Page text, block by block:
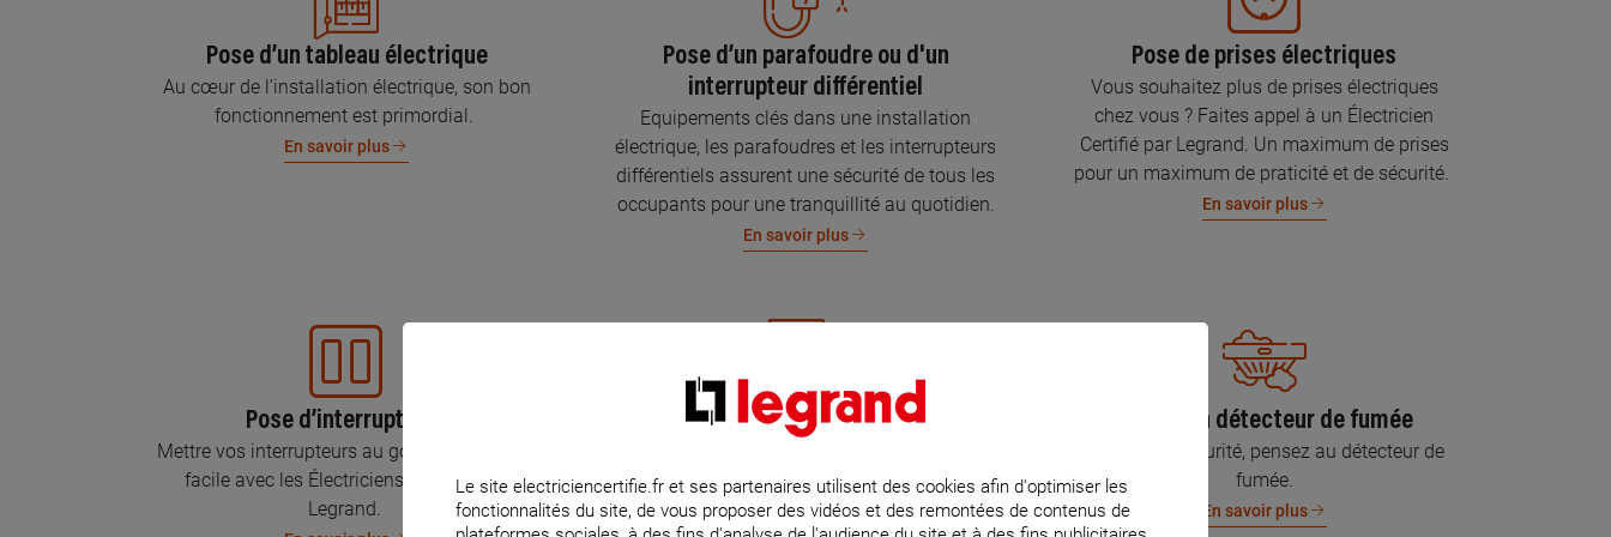
Pose d’un tableau électrique
Au cœur de l’installation électrique, son bon
fonctionnement est primordial.
En savoir plus
Pose d’un parafoudre ou d'un
interrupteur différentiel
Equipements clés dans une installation
électrique, les parafoudres et les interrupteurs
différentiels assurent une sécurité de tous les
occupants pour une tranquillité au quotidien.
En savoir plus
Pose de prises électriques
Vous souhaitez plus de prises électriques
chez vous ? Faites appel à un Électricien
Certifié par Legrand. Un maximum de prises
pour un maximum de praticité et de sécurité.
En savoir plus
Pose d’interrupteurs
Mettre vos interrupteurs au goût du jour, c’est
facile avec les Électriciens Certifiés par
Legrand.
Mise aux normes de l’installation
Parce que l’électricité implique la sécurité et la
protection de votre famille et de vos biens,
Pose d’un détecteur de fumée
Pour votre sécurité, pensez au détecteur de
fumée.
En savoir plus
Le site electriciencertifie.fr et ses partenaires utilisent des cookies afin d'optimiser les
fonctionnalités du site, de vous proposer des vidéos et des remontées de contenus de